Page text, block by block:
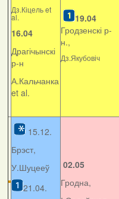
Дз.Кіцель et
al.
16.04
Драгічынскі
р-н
А.Кальчанка
et al.
19.04
Гродзенскі р-
н.,
Дз.Якубовіч
15.12.
Брэст,
У.Шуцееў
21.04.
02.05
Гродна,